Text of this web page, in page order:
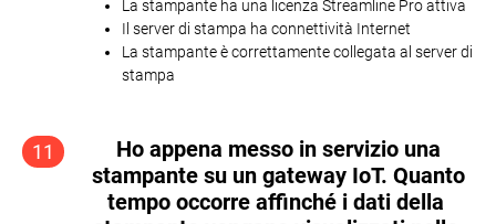
La stampante ha una licenza Streamline Pro attiva
Il server di stampa ha connettività Internet
La stampante è correttamente collegata al server di
stampa
11
Ho appena messo in servizio una
stampante su un gateway IoT. Quanto
tempo occorre affinché i dati della